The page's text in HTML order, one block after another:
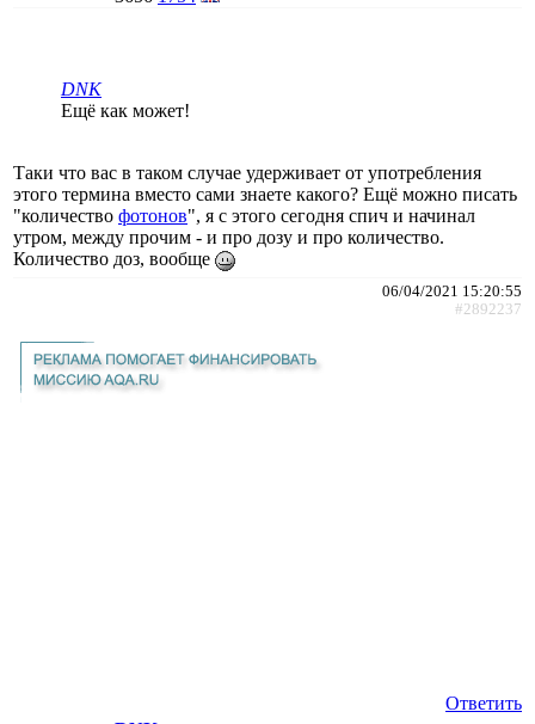
DNK
Ещё как может!
Таки что вас в таком случае удерживает от употребления
этого термина вместо сами знаете какого? Ещё можно писать
"количество фотонов", я с этого сегодня спич и начинал
утром, между прочим - и про дозу и про количество.
Количество доз, вообще
06/04/2021 15:20:55
#2892237
Ответить